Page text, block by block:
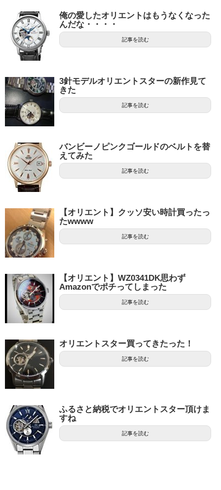
俺の愛したオリエントはもうなくなった
んだな・・・・
記事を読む
3針モデルオリエントスターの新作見て
きた
記事を読む
バンビーノピンクゴールドのベルトを替
えてみた
記事を読む
【オリエント】クッソ安い時計買ったっ
たwwww
記事を読む
【オリエント】WZ0341DK思わず
Amazonでポチってしまった
記事を読む
オリエントスター買ってきたった！
記事を読む
ふるさと納税でオリエントスター頂けま
すね
記事を読む